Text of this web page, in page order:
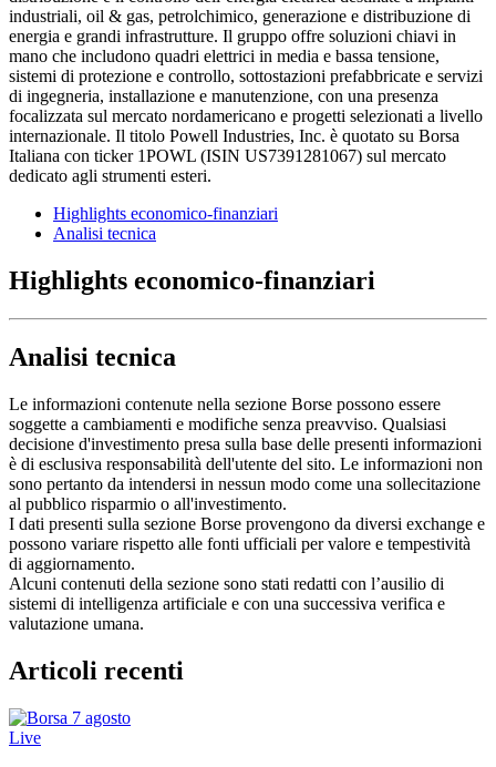
industriali, oil & gas, petrolchimico, generazione e distribuzione di
energia e grandi infrastrutture. Il gruppo offre soluzioni chiavi in
mano che includono quadri elettrici in media e bassa tensione,
sistemi di protezione e controllo, sottostazioni prefabbricate e servizi
di ingegneria, installazione e manutenzione, con una presenza
focalizzata sul mercato nordamericano e progetti selezionati a livello
internazionale. Il titolo Powell Industries, Inc. è quotato su Borsa
Italiana con ticker 1POWL (ISIN US7391281067) sul mercato
dedicato agli strumenti esteri.
Highlights economico-finanziari
Analisi tecnica
Highlights economico-finanziari
Analisi tecnica
Le informazioni contenute nella sezione Borse possono essere
soggette a cambiamenti e modifiche senza preavviso. Qualsiasi
decisione d'investimento presa sulla base delle presenti informazioni
è di esclusiva responsabilità dell'utente del sito. Le informazioni non
sono pertanto da intendersi in nessun modo come una sollecitazione
al pubblico risparmio o all'investimento.
I dati presenti sulla sezione Borse provengono da diversi exchange e
possono variare rispetto alle fonti ufficiali per valore e tempestività
di aggiornamento.
Alcuni contenuti della sezione sono stati redatti con l’ausilio di
sistemi di intelligenza artificiale e con una successiva verifica e
valutazione umana.
Articoli recenti
Live